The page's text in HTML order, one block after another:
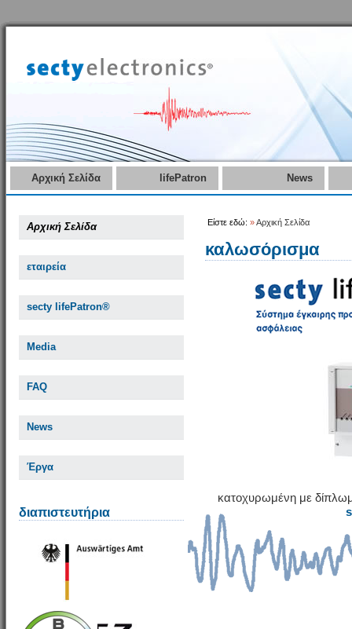
Αρχική Σελίδα lifePatron News
Αρχική Σελίδα
εταιρεία
secty lifePatron®
Media
FAQ
News
Έργα
διαπιστευτήρια
Είστε εδώ: »Αρχική Σελίδα
καλωσόρισμα
κατοχυρωμένη με